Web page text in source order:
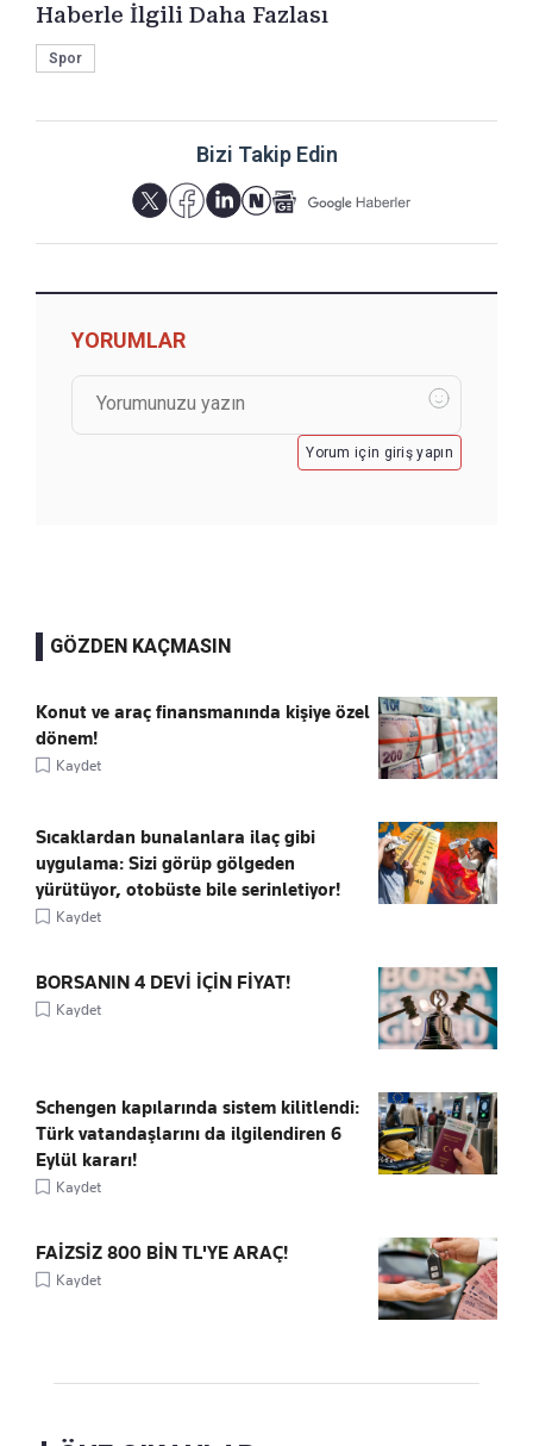
Haberle İlgili Daha Fazlası
Spor
Bizi Takip Edin
YORUMLAR
Yorum için giriş yapın
GÖZDEN KAÇMASIN
Konut ve araç finansmanında kişiye özel
dönem!
Kaydet
Sıcaklardan bunalanlara ilaç gibi
uygulama: Sizi görüp gölgeden
yürütüyor, otobüste bile serinletiyor!
Kaydet
BORSANIN 4 DEVİ İÇİN FİYAT!
Kaydet
Schengen kapılarında sistem kilitlendi:
Türk vatandaşlarını da ilgilendiren 6
Eylül kararı!
Kaydet
FAİZSİZ 800 BİN TL'YE ARAÇ!
Kaydet